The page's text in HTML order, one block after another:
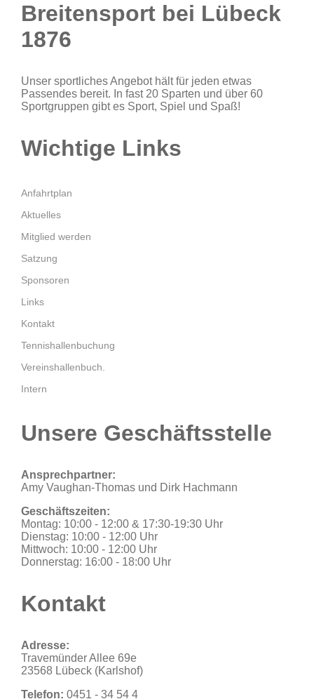
Breitensport bei Lübeck
1876
Unser sportliches Angebot hält für jeden etwas
Passendes bereit. In fast 20 Sparten und über 60
Sportgruppen gibt es Sport, Spiel und Spaß!
Wichtige Links
Anfahrtplan
Aktuelles
Mitglied werden
Satzung
Sponsoren
Links
Kontakt
Tennishallenbuchung
Vereinshallenbuch.
Intern
Unsere Geschäftsstelle
Ansprechpartner:
Amy Vaughan-Thomas und Dirk Hachmann
Geschäftszeiten:
Montag: 10:00 - 12:00 & 17:30-19:30 Uhr
Dienstag: 10:00 - 12:00 Uhr
Mittwoch: 10:00 - 12:00 Uhr
Donnerstag: 16:00 - 18:00 Uhr
Kontakt
Adresse:
Travemünder Allee 69e
23568 Lübeck (Karlshof)
Telefon: 0451 - 34 54 4